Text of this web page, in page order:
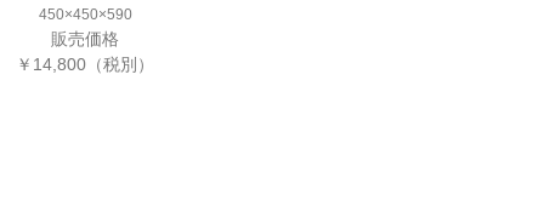
450×450×590
販売価格
￥14,800（税別）